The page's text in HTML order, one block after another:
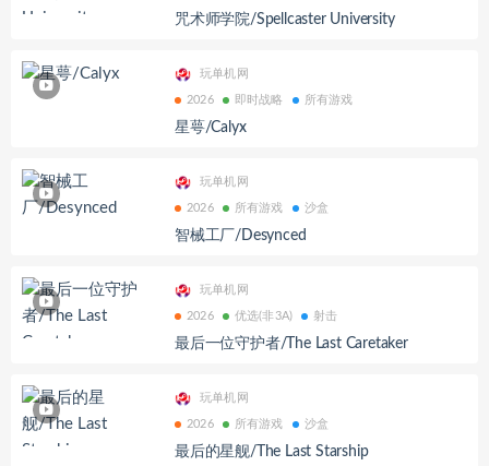
咒术师学院/Spellcaster University
玩单机网
2026 即时战略 所有游戏
星萼/Calyx
玩单机网
2026 所有游戏 沙盒
智械工厂/Desynced
玩单机网
2026 优选(非3A) 射击
最后一位守护者/The Last Caretaker
玩单机网
2026 所有游戏 沙盒
最后的星舰/The Last Starship